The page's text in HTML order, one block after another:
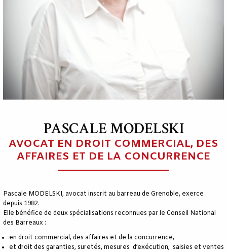
PASCALE MODELSKI
AVOCAT EN DROIT COMMERCIAL, DES
AFFAIRES ET DE LA CONCURRENCE
Pascale MODELSKI, avocat inscrit au barreau de Grenoble, exerce
depuis 1982.
Elle bénéfice de deux spécialisations reconnues par le Conseil National
des Barreaux :
en droit commercial, des affaires et de la concurrence,
et droit des garanties, suretés, mesures d’exécution, saisies et ventes